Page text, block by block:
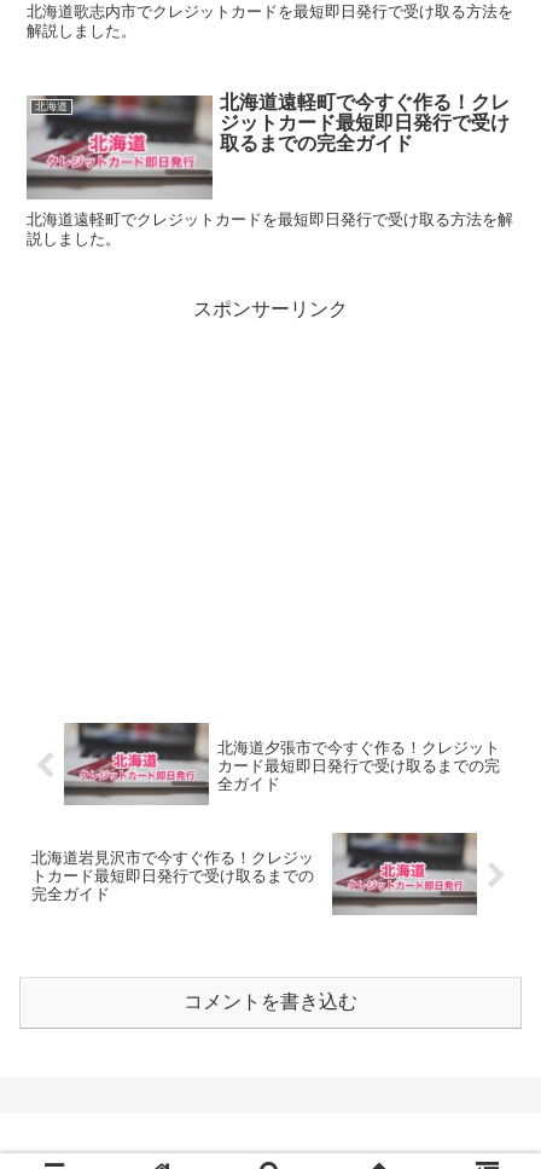
北海道歌志内市でクレジットカードを最短即日発行で受け取る方法を
解説しました。
北海道
北海道遠軽町で今すぐ作る！クレ
ジットカード最短即日発行で受け
取るまでの完全ガイド
北海道遠軽町でクレジットカードを最短即日発行で受け取る方法を解
説しました。
スポンサーリンク
北海道夕張市で今すぐ作る！クレジット
カード最短即日発行で受け取るまでの完
全ガイド
北海道岩見沢市で今すぐ作る！クレジッ
トカード最短即日発行で受け取るまでの
完全ガイド
コメントを書き込む